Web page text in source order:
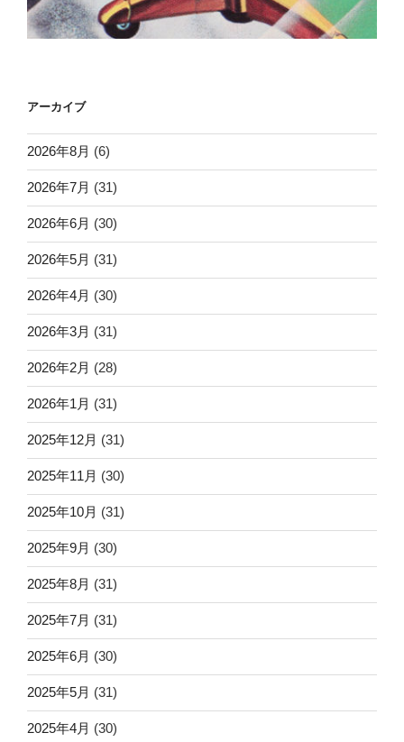
アーカイブ
2026年8月 (6)
2026年7月 (31)
2026年6月 (30)
2026年5月 (31)
2026年4月 (30)
2026年3月 (31)
2026年2月 (28)
2026年1月 (31)
2025年12月 (31)
2025年11月 (30)
2025年10月 (31)
2025年9月 (30)
2025年8月 (31)
2025年7月 (31)
2025年6月 (30)
2025年5月 (31)
2025年4月 (30)